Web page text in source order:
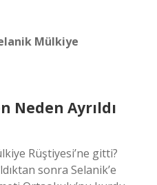
Mülkiye
Neden Ayrıldı
Rüştiyesi’ne gitti?
sonra Selanik’e